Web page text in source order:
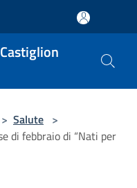
> Salute >
di febbraio di “Nati per